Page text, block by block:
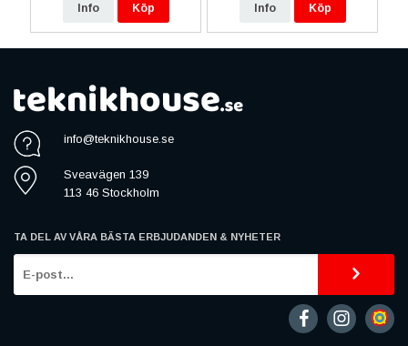
Info Köp Info Köp
info@teknikhouse.se
Sveavägen 139
113 46 Stockholm
TA DEL AV VÅRA BÄSTA ERBJUDANDEN & NYHETER